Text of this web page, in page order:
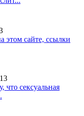
этом сайте, ссылки
что сексуальная